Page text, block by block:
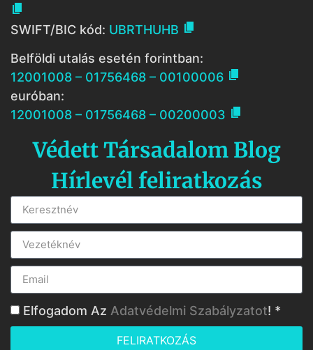

SWIFT/BIC kód: UBRTHUHB 
Belföldi utalás esetén forintban:
12001008 – 01756468 – 00100006 
euróban:
12001008 – 01756468 – 00200003 
Védett Társadalom Blog
Hírlevél feliratkozás
Elfogadom Az Adatvédelmi Szabályzatot! *
FELIRATKOZÁS